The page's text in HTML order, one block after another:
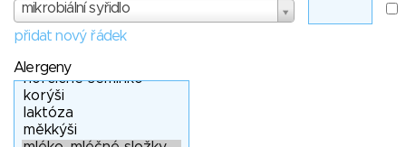
mikrobiální syřidlo
přidat nový řádek
Alergeny